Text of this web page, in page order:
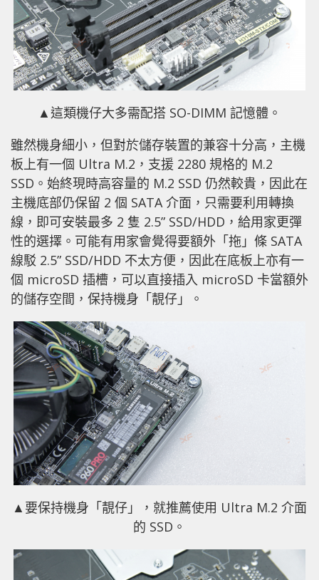
▲這類機仔大多需配搭 SO-DIMM 記憶體。
雖然機身細小，但對於儲存裝置的兼容十分高，主機
板上有一個 Ultra M.2，支援 2280 規格的 M.2
SSD。始終現時高容量的 M.2 SSD 仍然較貴，因此在
主機底部仍保留 2 個 SATA 介面，只需要利用轉換
線，即可安裝最多 2 隻 2.5” SSD/HDD，給用家更彈
性的選擇。可能有用家會覺得要額外「拖」條 SATA
線駁 2.5” SSD/HDD 不太方便，因此在底板上亦有一
個 microSD 插槽，可以直接插入 microSD 卡當額外
的儲存空間，保持機身「靚仔」。
▲要保持機身「靚仔」，就推薦使用 Ultra M.2 介面
的 SSD。